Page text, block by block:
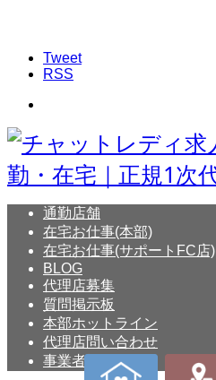
Tweet
RSS
通勤店舗
在宅お仕事(本部)
在宅お仕事(サポートFC店)
BLOG
代理店募集
質問掲示板
本部ホットライン
代理店問い合わせ
事業者概要